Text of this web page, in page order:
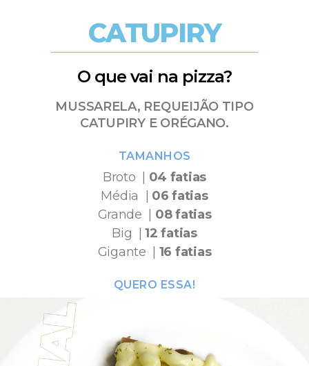
CATUPIRY
O que vai na pizza?
MUSSARELA, REQUEIJÃO TIPO
CATUPIRY E ORÉGANO.
TAMANHOS
Broto | 04 fatias
Média | 06 fatias
Grande | 08 fatias
Big |12 fatias
Gigante | 16 fatias
QUERO ESSA!